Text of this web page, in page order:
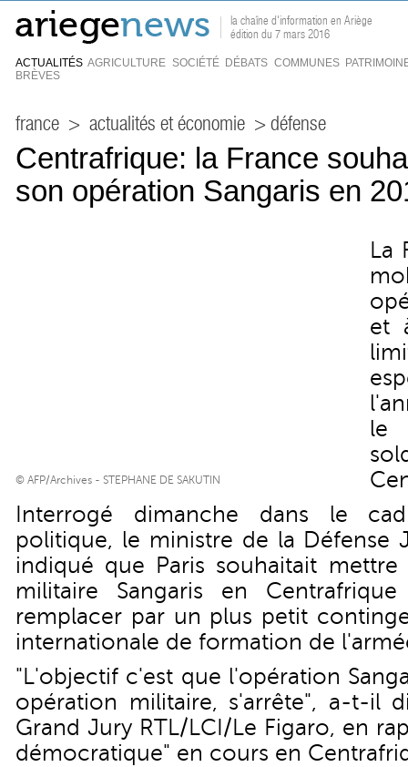
la chaîne d'information en Ariège
édition du 7 mars 2016
ACTUALITÉS AGRICULTURE SOCIÉTÉ DÉBATS COMMUNES
BRÈVES
france > actualités et économie > défense
Centrafrique: la France
son opération Sangaris en
© AFP/Archives - STEPHANE DE SAKUTIN
La
et
le
Interrogé dimanche dans le
politique, le ministre de la Défense
indiqué que Paris souhaitait
militaire Sangaris en
remplacer par un plus petit
internationale de formation de
"L'objectif c'est que l'opération
opération militaire, s'arrête", a-t-il
Grand Jury RTL/LCI/Le Figaro, en
démocratique" en cours en